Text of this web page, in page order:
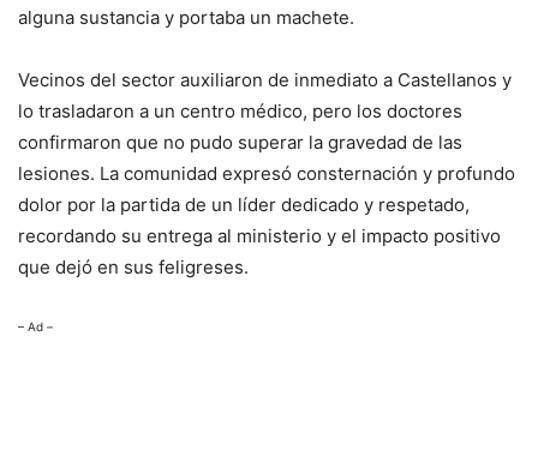
alguna sustancia y portaba un machete.
Vecinos del sector auxiliaron de inmediato a Castellanos y
lo trasladaron a un centro médico, pero los doctores
confirmaron que no pudo superar la gravedad de las
lesiones. La comunidad expresó consternación y profundo
dolor por la partida de un líder dedicado y respetado,
recordando su entrega al ministerio y el impacto positivo
que dejó en sus feligreses.
– Ad –